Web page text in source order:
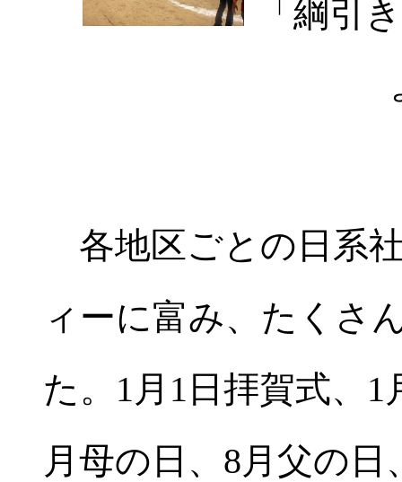
「綱引
各地区ごとの日系
ィーに富み、たくさ
た。1月1日拝賀式、
月母の日、8月父の